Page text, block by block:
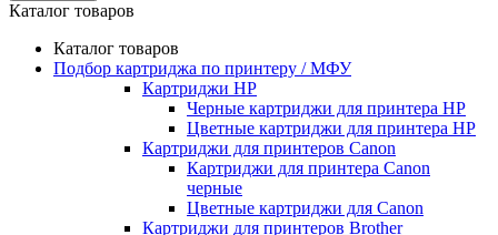
Каталог товаров
Каталог товаров
Подбор картриджа по принтеру / МФУ
Картриджи HP
Черные картриджи для принтера HP
Цветные картриджи для принтера HP
Картриджи для принтеров Сanon
Картриджи для принтера Сanon
черные
Цветные картриджи для Сanon
Картриджи для принтеров Brother